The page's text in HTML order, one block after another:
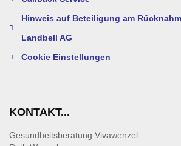
Hinweis auf Beteiligung am
Landbell AG
Cookie Einstellungen
KONTAKT...
Gesundheitsberatung Vivawenzel